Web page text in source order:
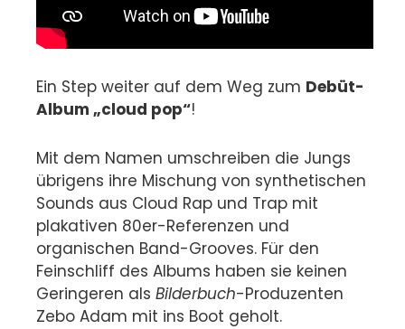
Ein Step weiter auf dem Weg zum Debüt-
Album „cloud pop“!
Mit dem Namen umschreiben die Jungs
übrigens ihre Mischung von synthetischen
Sounds aus Cloud Rap und Trap mit
plakativen 80er-Referenzen und
organischen Band-Grooves. Für den
Feinschliff des Albums haben sie keinen
Geringeren als Bilderbuch-Produzenten
Zebo Adam mit ins Boot geholt.